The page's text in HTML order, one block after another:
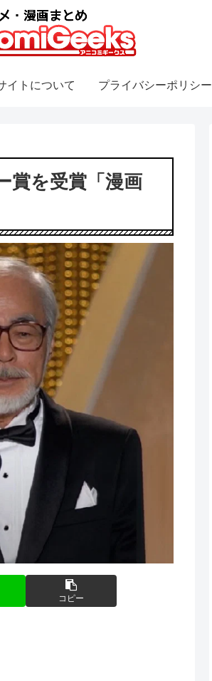
イトについて プライバシーポリシー
賞を受賞「漫画
コピー